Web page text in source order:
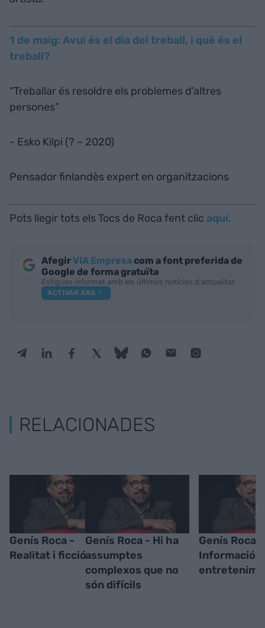
1 de maig: Avui és el dia del treball, i què és el
treball?
“Treballar és resoldre els problemes d’altres
persones”
- Esko Kilpi (? – 2020)
Pensador finlandès expert en organitzacions
Pots llegir tots els Tocs de Roca fent clic aquí.
AfegirVIA Empresa com a font preferida de
Google de forma gratuïta
Estigues informat amb les últimes notícies d'actualitat
ACTIVAR ARA
RELACIONADES
Genís Roca -
Realitat i ficció
Genís Roca - Hi ha
assumptes
complexos que no
són difícils
Genís Roca -
Informació o